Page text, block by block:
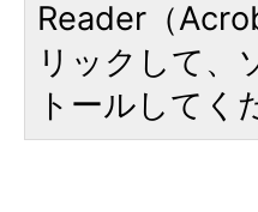
Reader（
リックして、
トールしてく